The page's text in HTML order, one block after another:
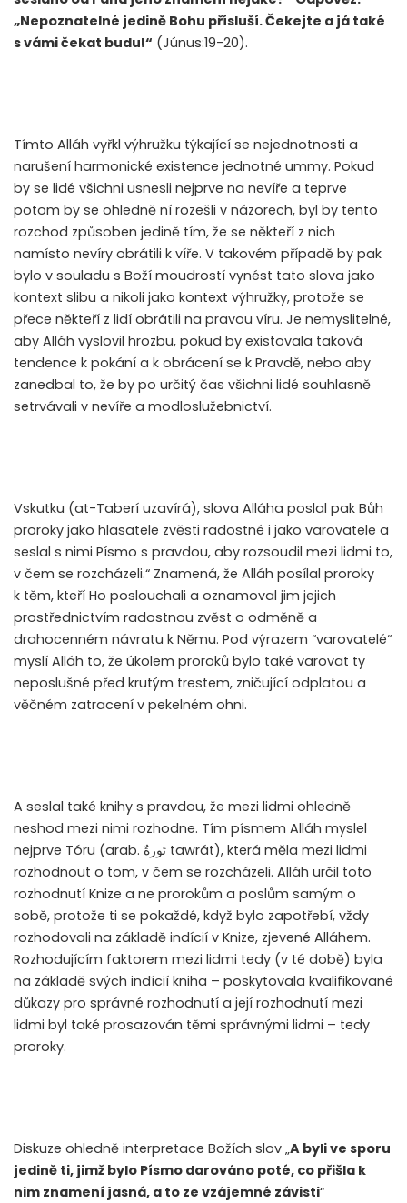
„Nepoznatelné jedině Bohu přísluší. Čekejte a já také
s vámi čekat budu!“ (Júnus:19-20).
Tímto Alláh vyřkl výhružku týkající se nejednotnosti a
narušení harmonické existence jednotné ummy. Pokud
by se lidé všichni usnesli nejprve na nevíře a teprve
potom by se ohledně ní rozešli v názorech, byl by tento
rozchod způsoben jedině tím, že se někteří z nich
namísto nevíry obrátili k víře. V takovém případě by pak
bylo v souladu s Boží moudrostí vynést tato slova jako
kontext slibu a nikoli jako kontext výhružky, protože se
přece někteří z lidí obrátili na pravou víru. Je nemyslitelné,
aby Alláh vyslovil hrozbu, pokud by existovala taková
tendence k pokání a k obrácení se k Pravdě, nebo aby
zanedbal to, že by po určitý čas všichni lidé souhlasně
setrvávali v nevíře a modloslužebnictví.
Vskutku (at-Taberí uzavírá), slova Alláha poslal pak Bůh
proroky jako hlasatele zvěsti radostné i jako varovatele a
seslal s nimi Písmo s pravdou, aby rozsoudil mezi lidmi to,
v čem se rozcházeli.“ Znamená, že Alláh posílal proroky
k těm, kteří Ho poslouchali a oznamoval jim jejich
prostřednictvím radostnou zvěst o odměně a
drahocenném návratu k Němu. Pod výrazem “varovatelé“
myslí Alláh to, že úkolem proroků bylo také varovat ty
neposlušné před krutým trestem, zničující odplatou a
věčném zatracení v pekelném ohni.
A seslal také knihy s pravdou, že mezi lidmi ohledně
neshod mezi nimi rozhodne. Tím písmem Alláh myslel
nejprve Tóru (arab. تَورةٌtawrát), která měla mezi lidmi
rozhodnout o tom, v čem se rozcházeli. Alláh určil toto
rozhodnutí Knize a ne prorokům a poslům samým o
sobě, protože ti se pokaždé, když bylo zapotřebí, vždy
rozhodovali na základě indícií v Knize, zjevené Alláhem.
Rozhodujícím faktorem mezi lidmi tedy (v té době) byla
na základě svých indícií kniha – poskytovala kvalifikované
důkazy pro správné rozhodnutí a její rozhodnutí mezi
lidmi byl také prosazován těmi správnými lidmi – tedy
proroky.
Diskuze ohledně interpretace Božích slov „A byli ve sporu
jedině ti, jimž bylo Písmo darováno poté, co přišla k
nim znamení jasná, a to ze vzájemné závisti“